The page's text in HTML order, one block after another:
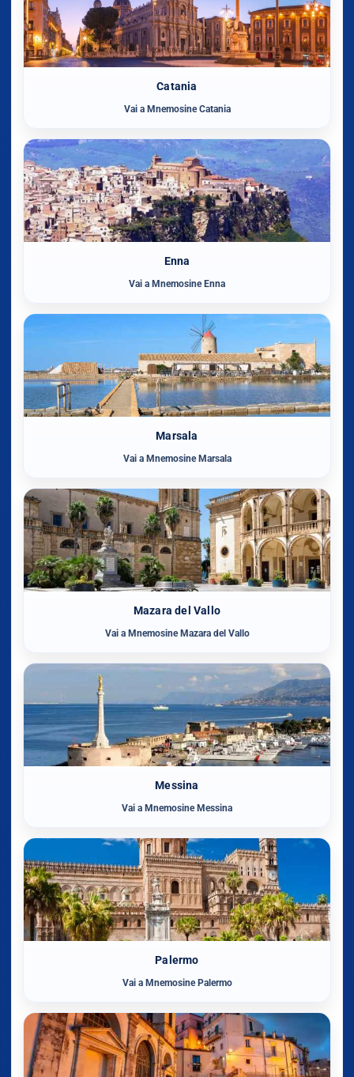
Catania
Vai a Mnemosine Catania
Enna
Vai a Mnemosine Enna
Marsala
Vai a Mnemosine Marsala
Mazara del Vallo
Vai a Mnemosine Mazara del Vallo
Messina
Vai a Mnemosine Messina
Palermo
Vai a Mnemosine Palermo